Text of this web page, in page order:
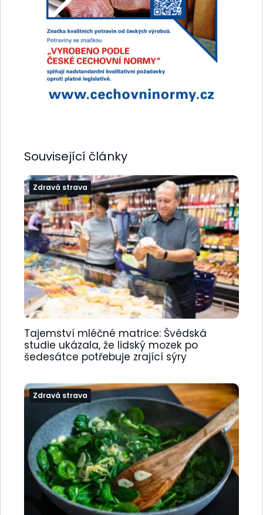
Související články
Zdravá strava
Tajemství mléčné matrice: Švédská
studie ukázala, že lidský mozek po
šedesátce potřebuje zrající sýry
Zdravá strava